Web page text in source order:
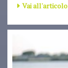
Vai all'articolo